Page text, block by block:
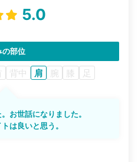
5.0
の部位
背中 肩 腕 膝 足
お世話になりました。
は良いと思う。